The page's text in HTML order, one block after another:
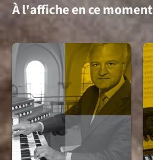
À l'affiche en ce moment